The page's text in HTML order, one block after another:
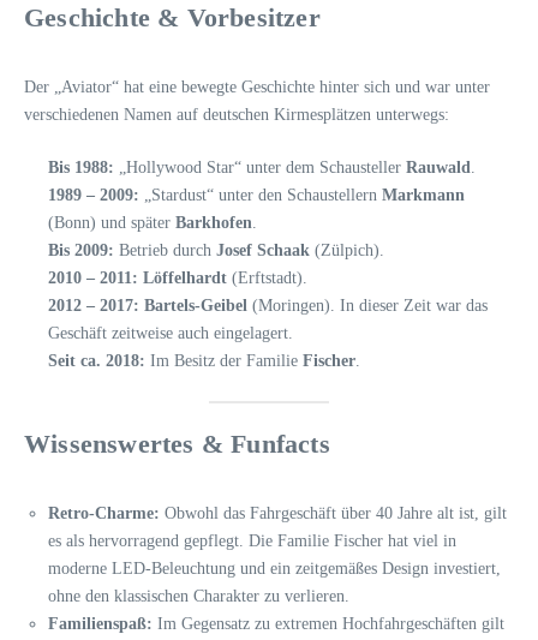
Geschichte & Vorbesitzer
Der „Aviator“ hat eine bewegte Geschichte hinter sich und war unter
verschiedenen Namen auf deutschen Kirmesplätzen unterwegs:
Bis 1988: „Hollywood Star“ unter dem Schausteller Rauwald
1989 – 2009: „Stardust“ unter den Schaustellern Markmann
(Bonn) und später Barkhofen
Bis 2009: Betrieb durch Josef Schaak (Zülpich).
2010 – 2011: Löffelhardt (Erftstadt).
2012 – 2017: Bartels-Geibel (Moringen). In dieser Zeit war das
Geschäft zeitweise auch eingelagert.
Seit ca. 2018: Im Besitz der Familie Fischer
Wissenswertes & Funfacts
Retro-Charme: Obwohl das Fahrgeschäft über 40 Jahre alt ist, gilt
es als hervorragend gepflegt. Die Familie Fischer hat viel in
moderne LED-Beleuchtung und ein zeitgemäßes Design investiert,
ohne den klassischen Charakter zu verlieren.
Familienspaß: Im Gegensatz zu extremen Hochfahrgeschäften gilt